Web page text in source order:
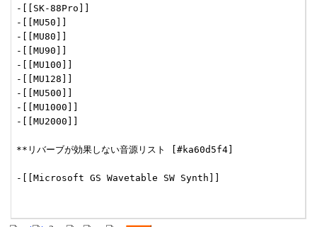
-[[SK-88Pro]]
-[[MU50]]
-[[MU80]]
-[[MU90]]
-[[MU100]]
-[[MU128]]
-[[MU500]]
-[[MU1000]]
-[[MU2000]]
**リバーブが効果しない音源リスト [#ka60d5f4]
-[[Microsoft GS Wavetable SW Synth]]